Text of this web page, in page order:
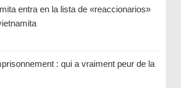
entra en la lista de «reaccionarios»
: qui a vraiment peur de la